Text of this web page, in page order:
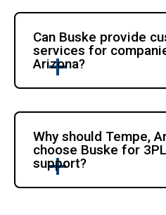
Can Buske provide
services for
Arizona?
Why should Tempe,
choose Buske for
support?